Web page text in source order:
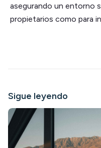
asegurando un entorno
propietarios como para
Sigue leyendo